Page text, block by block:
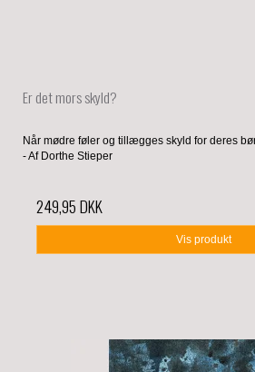
Er det mors skyld?
Når mødre føler og tillægges skyld for deres
- Af Dorthe Stieper
249,95 DKK
Vis produkt